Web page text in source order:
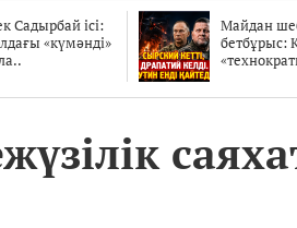
Садырбай ісі:
«күмәнді»
Майдан
бетбұрыс: